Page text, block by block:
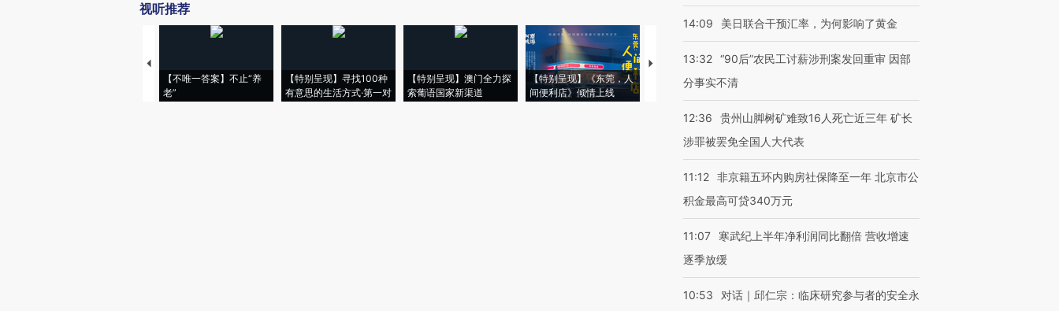
视听推荐
【不唯一答案】不止“养
老”
【特别呈现】寻找100种
有意思的生活方式·第一对
【特别呈现】澳门全力探
索葡语国家新渠道
【特别呈现】《东莞，人
间便利店》倾情上线
【推广】走进第四届链博
会，让数智科技“链”接产
【商旅对话】华住集团
14:09 美日联合干预汇率，为何影响了黄金
13:32 “90后”农民工讨薪涉刑案发回重审 因部
分事实不清
12:36
贵州山脚树矿难致16人死亡近三年 矿长
涉罪被罢免全国人大代表
11:12 非京籍五环内购房社保降至一年 北京市公
积金最高可贷340万元
11:07
寒武纪上半年净利润同比翻倍 营收增速
逐季放缓
10:53
对话｜邱仁宗：临床研究参与者的安全永